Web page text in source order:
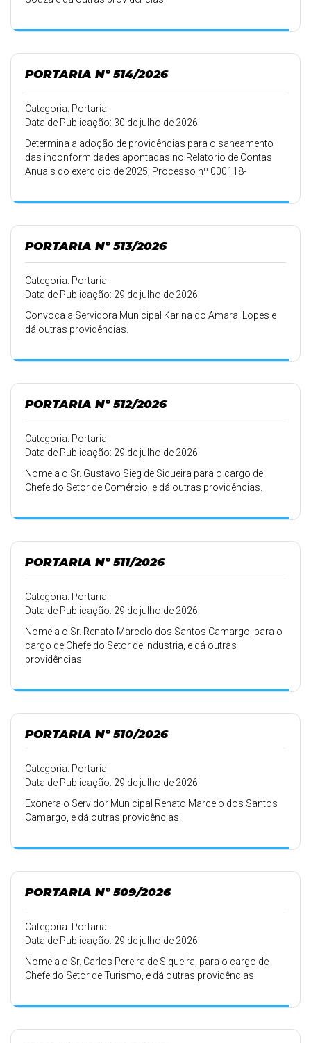
PORTARIA Nº 514/2026
Categoria: Portaria
Data de Publicação: 30 de julho de 2026
Determina a adoção de providências para o saneamento
das inconformidades apontadas no Relatorio de Contas
Anuais do exercicio de 2025, Processo nº 000118-
PORTARIA Nº 513/2026
Categoria: Portaria
Data de Publicação: 29 de julho de 2026
Convoca a Servidora Municipal Karina do Amaral Lopes e
dá outras providências.
PORTARIA Nº 512/2026
Categoria: Portaria
Data de Publicação: 29 de julho de 2026
Nomeia o Sr. Gustavo Sieg de Siqueira para o cargo de
Chefe do Setor de Comércio, e dá outras providências.
PORTARIA Nº 511/2026
Categoria: Portaria
Data de Publicação: 29 de julho de 2026
Nomeia o Sr. Renato Marcelo dos Santos Camargo, para o
cargo de Chefe do Setor de Industria, e dá outras
providências.
PORTARIA Nº 510/2026
Categoria: Portaria
Data de Publicação: 29 de julho de 2026
Exonera o Servidor Municipal Renato Marcelo dos Santos
Camargo, e dá outras providências.
PORTARIA Nº 509/2026
Categoria: Portaria
Data de Publicação: 29 de julho de 2026
Nomeia o Sr. Carlos Pereira de Siqueira, para o cargo de
Chefe do Setor de Turismo, e dá outras providências.